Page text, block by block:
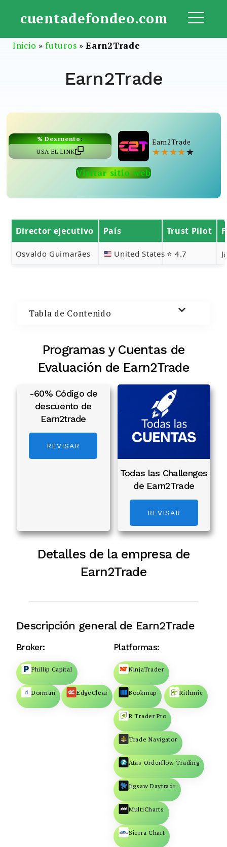
contenido
cuentadefondeo.com
Buscar:
BUSCAR
Inicio »futuros »Earn2Trade
Earn2Trade
% Descuento:
USA EL LINK
Earn2Trade
★★★★★
Visitar sitio web
Director ejecutivo País Trust Pilot
Osvaldo Guimarães United States ⭐ 4.7
Tabla de Contenido
Programas y Cuentas de
Evaluación de Earn2Trade
-60% Código de
descuento de
Earn2trade
REVISAR
Todas las Challenges
de Earn2Trade
REVISAR
Detalles de la empresa de
Earn2Trade
Descripción general de Earn2Trade
Broker:
Phillip Capital
Dorman EdgeClear
Platformas:
NinjaTrader
Bookmap Rithmic
R Trader Pro
Trade Navigator
Atas Orderflow Trading
Jigsaw Daytradr
MultiCharts
Sierra Chart